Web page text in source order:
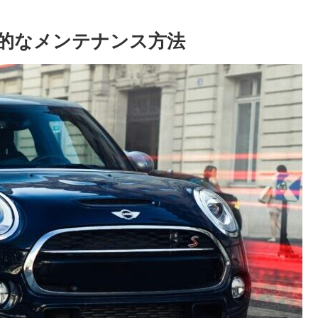
なメンテナンス方法